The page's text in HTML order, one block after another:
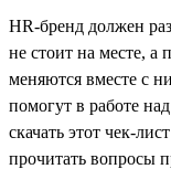
HR-бренд должен
не стоит на месте, а
меняются вместе с
помогут в работе
скачать этот чек-
прочитать вопросы